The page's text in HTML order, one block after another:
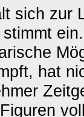
sich zur
hat